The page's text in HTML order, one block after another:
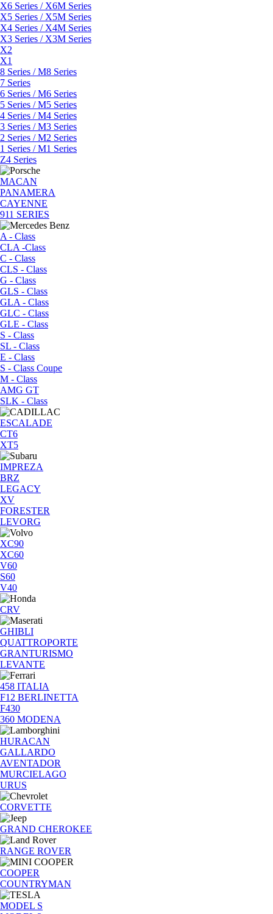
X6 Series / X6M Series
X5 Series / X5M Series
X4 Series / X4M Series
X3 Series / X3M Series
X2
X1
8 Series / M8 Series
7 Series
6 Series / M6 Series
5 Series / M5 Series
4 Series / M4 Series
3 Series / M3 Series
2 Series / M2 Series
1 Series / M1 Series
Z4 Series
MACAN
PANAMERA
CAYENNE
911 SERIES
A - Class
CLA -Class
C - Class
CLS - Class
G - Class
GLS - Class
GLA - Class
GLC - Class
GLE - Class
S - Class
SL - Class
E - Class
S - Class Coupe
M - Class
AMG GT
SLK - Class
ESCALADE
CT6
XT5
IMPREZA
BRZ
LEGACY
XV
FORESTER
LEVORG
XC90
XC60
V60
S60
V40
CRV
GHIBLI
QUATTROPORTE
GRANTURISMO
LEVANTE
458 ITALIA
F12 BERLINETTA
F430
360 MODENA
HURACAN
GALLARDO
AVENTADOR
MURCIELAGO
URUS
CORVETTE
GRAND CHEROKEE
RANGE ROVER
COOPER
COUNTRYMAN
MODEL S